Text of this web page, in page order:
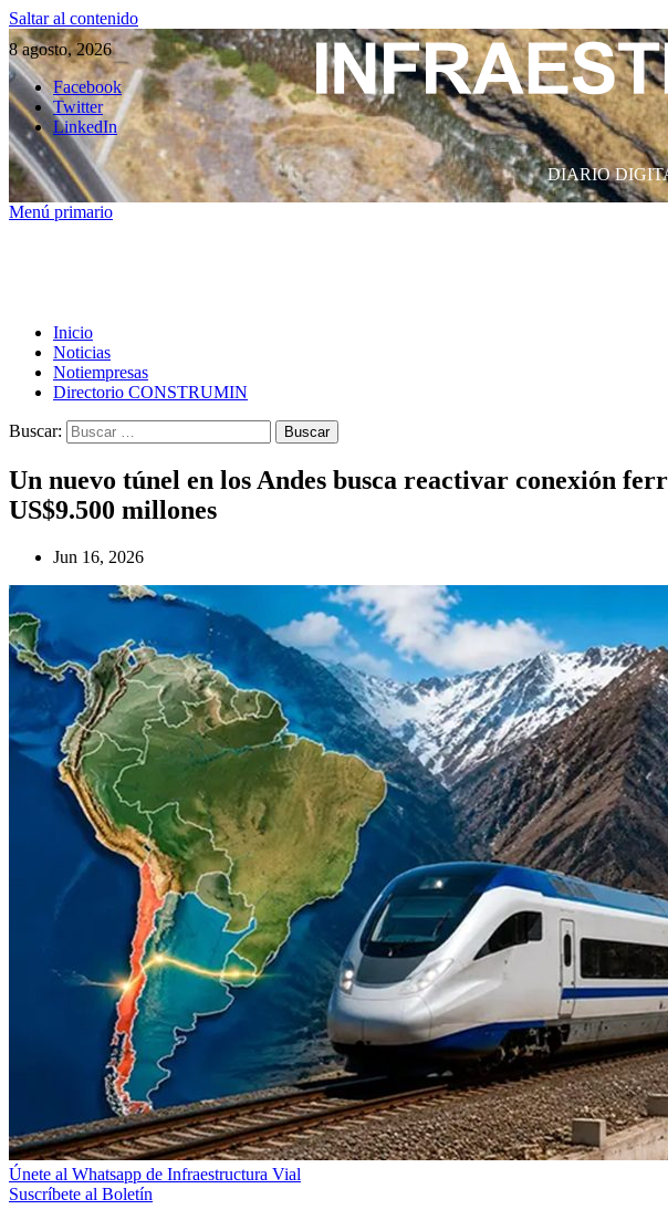
Saltar al contenido
8 agosto, 2026
Facebook
Twitter
LinkedIn
DIARIO
Menú primario
Inicio
Noticias
Notiempresas
Directorio CONSTRUMIN
Buscar:
Un nuevo túnel en los Andes busca reactivar conexión
US$9.500 millones
Jun 16, 2026
Únete al Whatsapp de Infraestructura Vial
Suscríbete al Boletín